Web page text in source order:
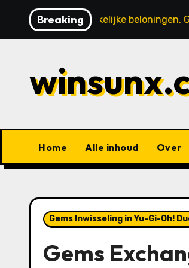
content
Breaking
Opmerkelijke beloningen,
Home Alle inhoud Over
Gems Inwisseling in Yu-Gi-Oh!
Gems